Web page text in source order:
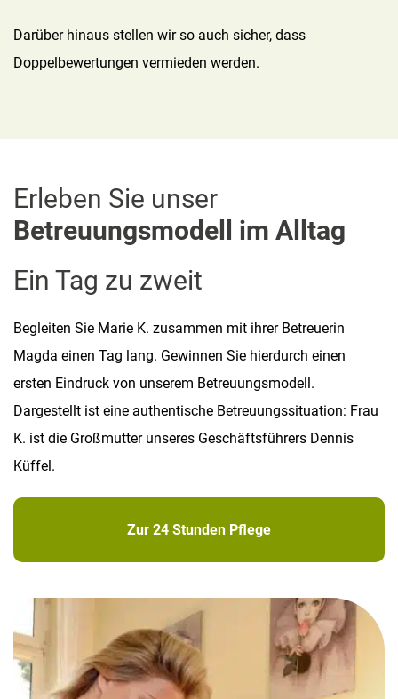
Darüber hinaus stellen wir so auch sicher, dass
Doppelbewertungen vermieden werden.
Erleben Sie unser
Betreuungsmodell im Alltag
Ein Tag zu zweit
Begleiten Sie Marie K. zusammen mit ihrer Betreuerin
Magda einen Tag lang. Gewinnen Sie hierdurch einen
ersten Eindruck von unserem Betreuungsmodell.
Dargestellt ist eine authentische Betreuungssituation: Frau
K. ist die Großmutter unseres Geschäftsführers Dennis
Küffel.
Zur 24 Stunden Pflege